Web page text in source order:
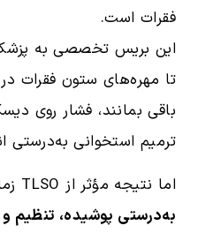
فقرات است.
این بریس تخصصی به
تا مهره‌های ستون فقرات
باقی بمانند، فشار روی
ترمیم استخوانی به‌درستی
اما نتیجه مؤثر از TLSO زمانی حاصل می‌شود که
به‌درستی پوشیده، تنظیم